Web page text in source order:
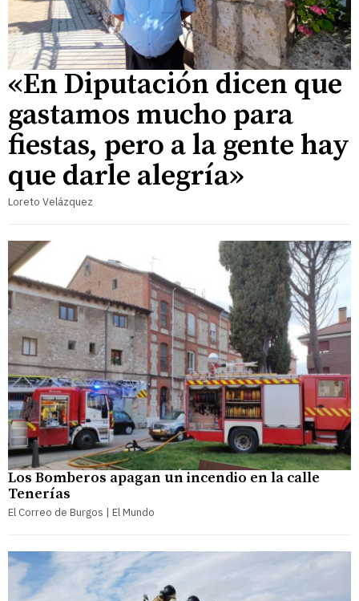
«En Diputación dicen que
gastamos mucho para
fiestas, pero a la gente hay
que darle alegría»
Loreto Velázquez
Los Bomberos apagan un incendio en la calle
Tenerías
El Correo de Burgos | El Mundo